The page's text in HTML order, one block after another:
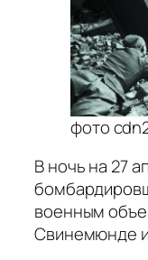
фото
В ночь на 27
военным
Свинемюнде